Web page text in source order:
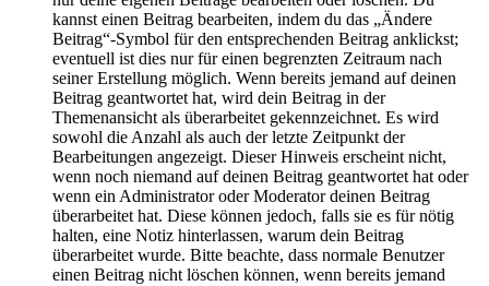
kannst einen Beitrag bearbeiten, indem du das „Ändere
Beitrag“-Symbol für den entsprechenden Beitrag anklickst;
eventuell ist dies nur für einen begrenzten Zeitraum nach
seiner Erstellung möglich. Wenn bereits jemand auf deinen
Beitrag geantwortet hat, wird dein Beitrag in der
Themenansicht als überarbeitet gekennzeichnet. Es wird
sowohl die Anzahl als auch der letzte Zeitpunkt der
Bearbeitungen angezeigt. Dieser Hinweis erscheint nicht,
wenn noch niemand auf deinen Beitrag geantwortet hat oder
wenn ein Administrator oder Moderator deinen Beitrag
überarbeitet hat. Diese können jedoch, falls sie es für nötig
halten, eine Notiz hinterlassen, warum dein Beitrag
überarbeitet wurde. Bitte beachte, dass normale Benutzer
einen Beitrag nicht löschen können, wenn bereits jemand